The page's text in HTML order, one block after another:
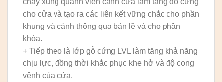
cho cửa và tạo ra các liên kết vững chắc cho phần
khung và cánh thông qua bản lề và cho phần
khóa.
+ Tiếp theo là lớp gỗ cứng LVL làm tăng khả năng
chịu lực, đồng thời khắc phục khe hở và độ cong
vênh của cửa.